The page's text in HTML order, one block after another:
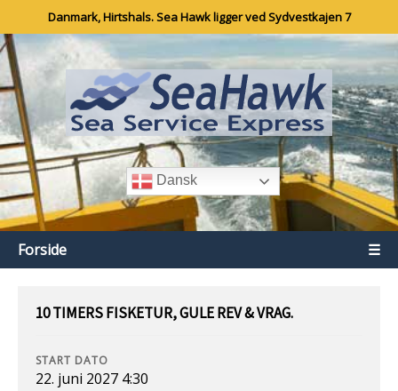
Danmark, Hirtshals. Sea Hawk ligger ved Sydvestkajen 7
Dansk
Forside ☰
10 TIMERS FISKETUR, GULE REV & VRAG.
START DATO
22. juni 2027 4:30